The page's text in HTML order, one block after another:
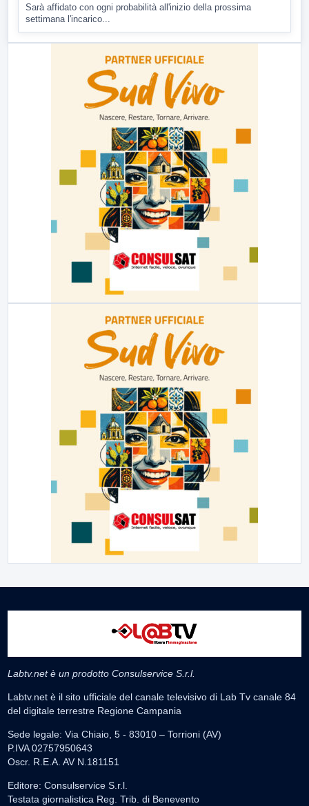
Sarà affidato con ogni probabilità all'inizio della prossima
settimana l'incarico...
Labtv.net è un prodotto Consulservice S.r.l.
Labtv.net è il sito ufficiale del canale televisivo di Lab Tv canale 84
del digitale terrestre Regione Campania
Sede legale: Via Chiaio, 5 - 83010 – Torrioni (AV)
P.IVA 02757950643
Oscr. R.E.A. AV N.181151
Editore: Consulservice S.r.l.
Testata giornalistica Reg. Trib. di Benevento